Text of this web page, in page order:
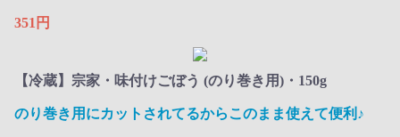
351円
【冷蔵】宗家・味付けごぼう (のり巻き用)・150g
のり巻き用にカットされてるからこのまま使えて便利♪